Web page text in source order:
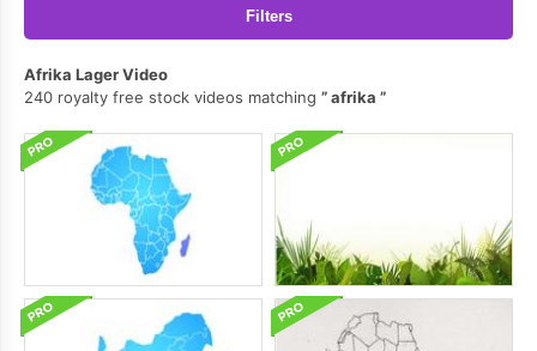
Filters
Afrika Lager Video
240 royalty free stock videos matching
afrika